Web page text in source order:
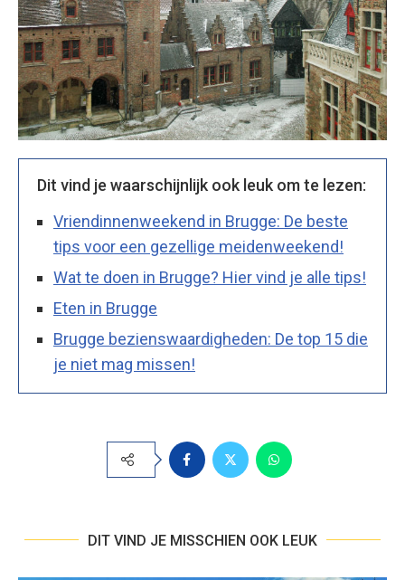
Dit vind je waarschijnlijk ook leuk om te lezen:
Vriendinnenweekend in Brugge: De beste
tips voor een gezellige meidenweekend!
Wat te doen in Brugge? Hier vind je alle tips!
Eten in Brugge
Brugge bezienswaardigheden: De top 15 die
je niet mag missen!
DIT VIND JE MISSCHIEN OOK LEUK